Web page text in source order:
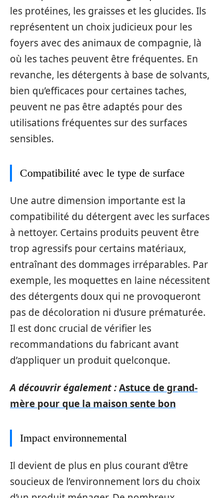
les protéines, les graisses et les glucides. Ils
représentent un choix judicieux pour les
foyers avec des animaux de compagnie, là
où les taches peuvent être fréquentes. En
revanche, les détergents à base de solvants,
bien qu’efficaces pour certaines taches,
peuvent ne pas être adaptés pour des
utilisations fréquentes sur des surfaces
sensibles.
Compatibilité avec le type de surface
Une autre dimension importante est la
compatibilité du détergent avec les surfaces
à nettoyer. Certains produits peuvent être
trop agressifs pour certains matériaux,
entraînant des dommages irréparables. Par
exemple, les moquettes en laine nécessitent
des détergents doux qui ne provoqueront
pas de décoloration ni d’usure prématurée.
Il est donc crucial de vérifier les
recommandations du fabricant avant
d’appliquer un produit quelconque.
A découvrir également :Astuce de grand-
mère pour que la maison sente bon
Impact environnemental
Il devient de plus en plus courant d’être
soucieux de l’environnement lors du choix